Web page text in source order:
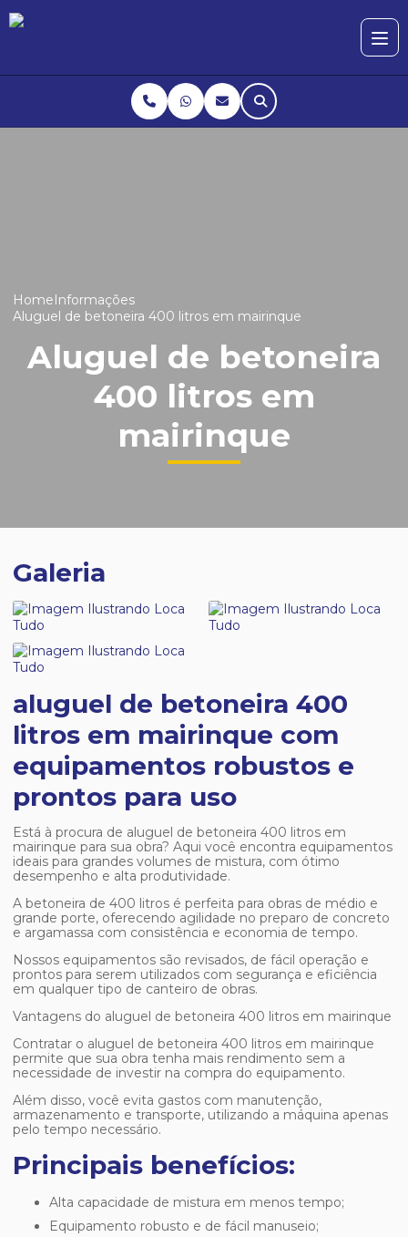
HomeInformações
Aluguel de betoneira 400 litros em mairinque
Aluguel de betoneira
400 litros em
mairinque
Galeria
aluguel de betoneira 400
litros em mairinque com
equipamentos robustos e
prontos para uso
Está à procura de aluguel de betoneira 400 litros em
mairinque para sua obra? Aqui você encontra equipamentos
ideais para grandes volumes de mistura, com ótimo
desempenho e alta produtividade.
A betoneira de 400 litros é perfeita para obras de médio e
grande porte, oferecendo agilidade no preparo de concreto
e argamassa com consistência e economia de tempo.
Nossos equipamentos são revisados, de fácil operação e
prontos para serem utilizados com segurança e eficiência
em qualquer tipo de canteiro de obras.
Vantagens do aluguel de betoneira 400 litros em mairinque
Contratar o aluguel de betoneira 400 litros em mairinque
permite que sua obra tenha mais rendimento sem a
necessidade de investir na compra do equipamento.
Além disso, você evita gastos com manutenção,
armazenamento e transporte, utilizando a máquina apenas
pelo tempo necessário.
Principais benefícios:
Alta capacidade de mistura em menos tempo;
Equipamento robusto e de fácil manuseio;